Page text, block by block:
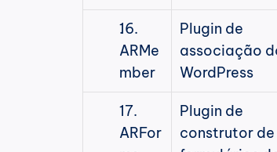
.
ARMe
mber
Plugin de
associação
WordPress
ARFor
Plugin de
construtor de